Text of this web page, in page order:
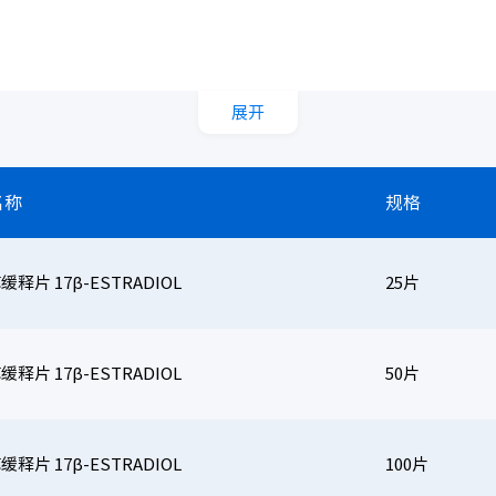
展开
称 规格
释片 17β-ESTRADIOL 25片
释片 17β-ESTRADIOL 50片
释片 17β-ESTRADIOL 100片